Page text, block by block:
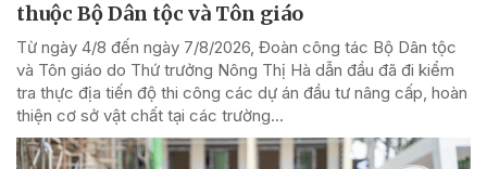
thuộc Bộ Dân tộc và Tôn giáo
Từ ngày 4/8 đến ngày 7/8/2026, Đoàn công tác Bộ Dân tộc
và Tôn giáo do Thứ trưởng Nông Thị Hà dẫn đầu đã đi kiểm
tra thực địa tiến độ thi công các dự án đầu tư nâng cấp, hoàn
thiện cơ sở vật chất tại các trường...